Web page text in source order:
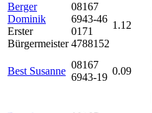
Berger
Dominik
Erster
Bürgermeister
08167
6943-46
0171
4788152
1.12
Best Susanne
08167
6943-19
0.09